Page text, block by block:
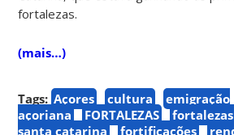
fortalezas.
(mais…)
Tags: Açores cultura
emigração
açoriana
FORTALEZAS
santa catarina
fortificações